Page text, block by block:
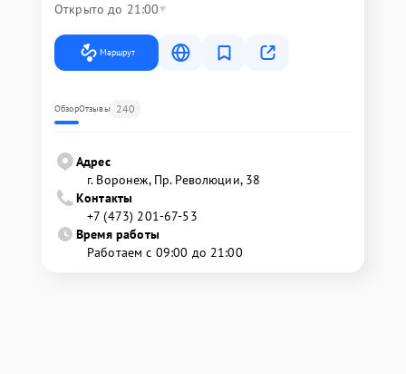
Открыто до 21:00
Маршрут
ОбзорОтзывы 240
Адрес
г. Воронеж, Пр. Революции, 38
Контакты
+7 (473) 201-67-53
Время работы
Работаем с 09:00 до 21:00